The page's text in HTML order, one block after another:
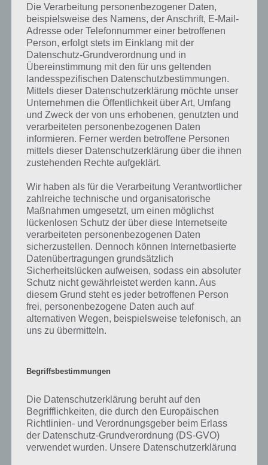
Kurze Begriffserklärung zur Lösung
Haarig
Bilder 1 Wort, doch welche Bedeutung hat dieses eigentlich und was
gibt es dazu zu wissen? Passt das Wort auch zu Ach, wie Süß? Zu
bestimmten Lösungen präsentieren wir daher auch immer eine
kurze Begriffserklärung!
Zu Haarig haben wir zunächst keine weiteren Informationen parat!
Auf WhatsApp teilen Teilen auf Facebook
Mehr Artikel hier auf Touchportal
Die Verarbeitung personenbezogener Daten,
beispielsweise des Namens, der Anschrift, E-Mail-
Adresse oder Telefonnummer einer betroffenen
Person, erfolgt stets im Einklang mit der
Datenschutz-Grundverordnung und in
Übereinstimmung mit den für uns geltenden
landesspezifischen Datenschutzbestimmungen.
Mittels dieser Datenschutzerklärung möchte unser
Unternehmen die Öffentlichkeit über Art, Umfang
und Zweck der von uns erhobenen, genutzten und
verarbeiteten personenbezogenen Daten
informieren. Ferner werden betroffene Personen
mittels dieser Datenschutzerklärung über die ihnen
zustehenden Rechte aufgeklärt.
Wir haben als für die Verarbeitung Verantwortlicher
zahlreiche technische und organisatorische
Maßnahmen umgesetzt, um einen möglichst
lückenlosen Schutz der über diese Internetseite
verarbeiteten personenbezogenen Daten
sicherzustellen. Dennoch können Internetbasierte
Datenübertragungen grundsätzlich
Sicherheitslücken aufweisen, sodass ein absoluter
Schutz nicht gewährleistet werden kann. Aus
diesem Grund steht es jeder betroffenen Person
frei, personenbezogene Daten auch auf
alternativen Wegen, beispielsweise telefonisch, an
uns zu übermitteln.
Begriffsbestimmungen
Die Datenschutzerklärung beruht auf den
Begrifflichkeiten, die durch den Europäischen
Richtlinien- und Verordnungsgeber beim Erlass
der Datenschutz-Grundverordnung (DS-GVO)
verwendet wurden. Unsere Datenschutzerklärung